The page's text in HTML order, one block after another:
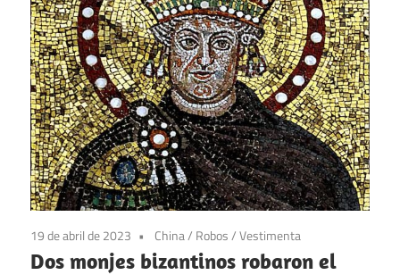
19 de abril de 2023 China/ Robos/Vestimenta
Dos monjes bizantinos robaron el